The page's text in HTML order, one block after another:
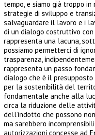
tempo, e siamo già troppo
strategie di sviluppo e
salvaguardare il lavoro e i
di un dialogo costruttivo
rappresenta una lacuna,
possiamo permetterci di
trasparenza,
rappresenta un passo
dialogo che è il
per la sostenibilità del
fondamentale anche alla
circa la riduzione delle
dell’indotto che possono
ma sarebbero
autorizzazioni concesse ad